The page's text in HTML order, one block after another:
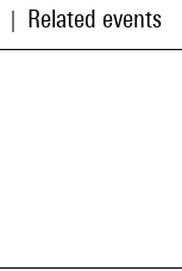
Related events